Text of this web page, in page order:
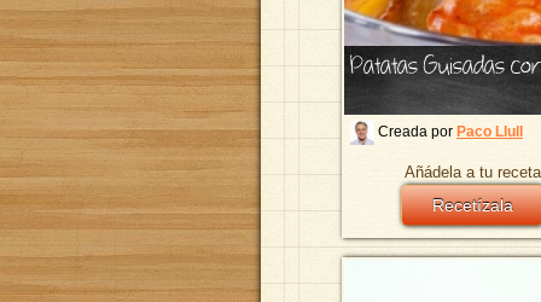
Patatas Guisadas
Creada por Paco Llull
Añádela a tu
Recetízala